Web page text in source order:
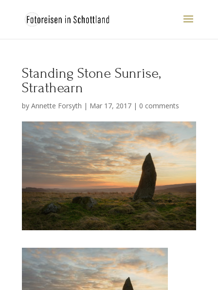
Standing Stone Sunrise,
Strathearn
by Annette Forsyth | Mar 17, 2017| 0 comments